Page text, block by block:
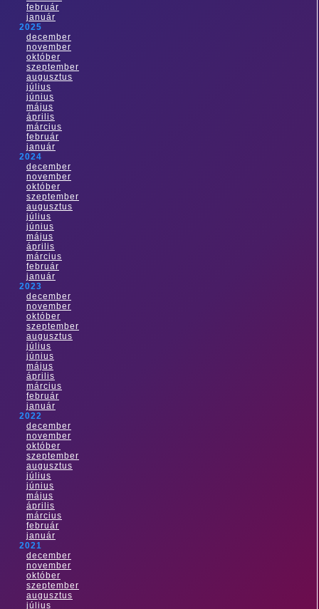
február
január
2025
december
november
október
szeptember
augusztus
július
június
május
április
március
február
január
2024
december
november
október
szeptember
augusztus
július
június
május
április
március
február
január
2023
december
november
október
szeptember
augusztus
július
június
május
április
március
február
január
2022
december
november
október
szeptember
augusztus
július
június
május
április
március
február
január
2021
december
november
október
szeptember
augusztus
július